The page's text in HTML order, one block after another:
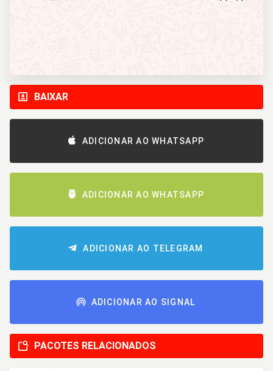
BAIXAR
ADICIONAR AO WHATSAPP
ADICIONAR AO WHATSAPP
ADICIONAR AO TELEGRAM
ADICIONAR AO SIGNAL
PACOTES RELACIONADOS